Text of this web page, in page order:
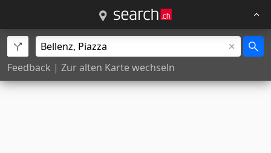
Feedback | Zur alten Karte wechseln